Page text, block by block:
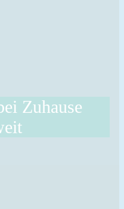
Zuhause